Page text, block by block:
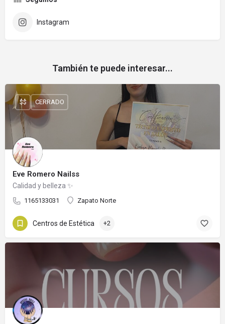
Instagram
También te puede interesar...
Eve Romero Nailss
Calidad y belleza ✨
1165133031 Zapato Norte
$$ CERRADO
Centros de Estética +2